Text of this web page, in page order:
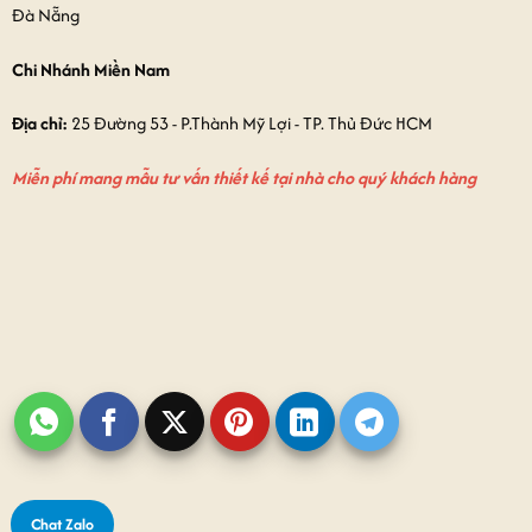
Đà Nẵng
Chi Nhánh Miền Nam
Địa chỉ: 25 Đường 53 - P.Thành Mỹ Lợi - TP. Thủ Đức HCM
Miễn phí mang mẫu tư vấn thiết kế tại nhà cho quý khách hàng
Chat Zalo